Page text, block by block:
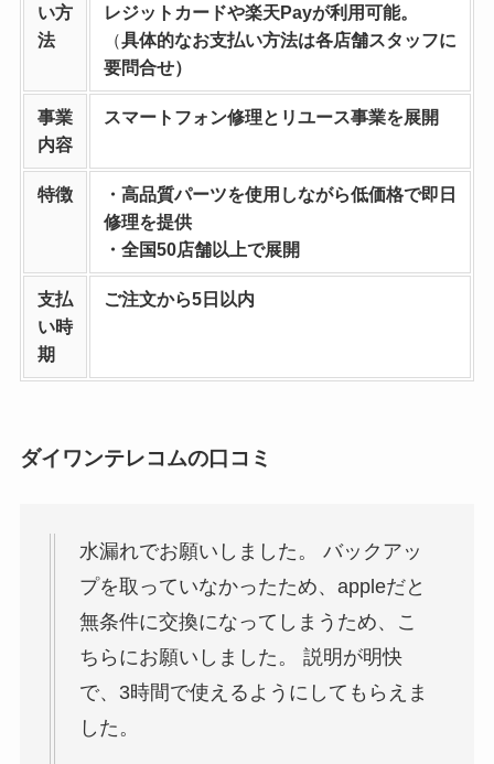
い方
法
レジットカードや楽天Payが利用可能。
（具体的なお支払い方法は各店舗スタッフに
要問合せ）
事業
内容
スマートフォン修理とリユース事業を展開
特徴
・高品質パーツを使用しながら低価格で即日
修理を提供
・全国50店舗以上で展開
支払
い時
期
ご注文から5日以内
ダイワンテレコムの口コミ
水漏れでお願いしました。 バックアッ
プを取っていなかったため、appleだと
無条件に交換になってしまうため、こ
ちらにお願いしました。 説明が明快
で、3時間で使えるようにしてもらえま
した。